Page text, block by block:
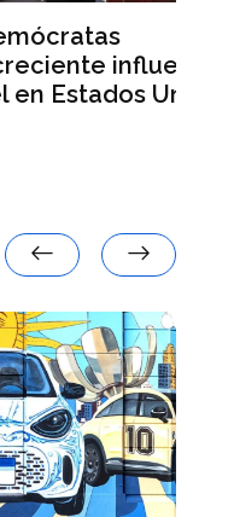
influencia
Unidos